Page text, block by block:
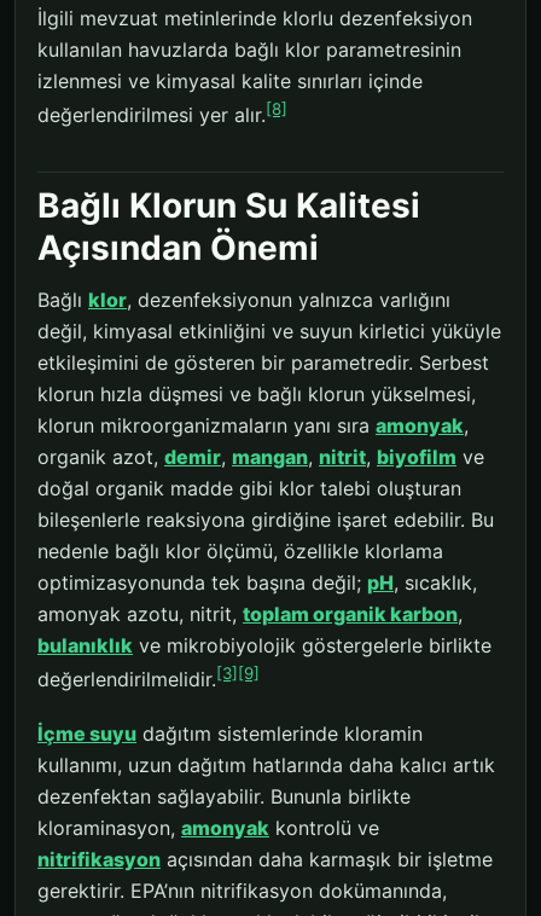
İlgili mevzuat metinlerinde klorlu dezenfeksiyon
kullanılan havuzlarda bağlı klor parametresinin
izlenmesi ve kimyasal kalite sınırları içinde
değerlendirilmesi yer alır.[8]
Bağlı Klorun Su Kalitesi
Açısından Önemi
Bağlı klor, dezenfeksiyonun yalnızca varlığını
değil, kimyasal etkinliğini ve suyun kirletici yüküyle
etkileşimini de gösteren bir parametredir. Serbest
klorun hızla düşmesi ve bağlı klorun yükselmesi,
klorun mikroorganizmaların yanı sıra amonyak,
organik azot, demir, mangan, nitrit, biyofilm ve
doğal organik madde gibi klor talebi oluşturan
bileşenlerle reaksiyona girdiğine işaret edebilir. Bu
nedenle bağlı klor ölçümü, özellikle klorlama
optimizasyonunda tek başına değil; pH, sıcaklık,
amonyak azotu, nitrit, toplam organik karbon,
bulanıklık ve mikrobiyolojik göstergelerle birlikte
değerlendirilmelidir.[3] [9]
İçme suyu dağıtım sistemlerinde kloramin
kullanımı, uzun dağıtım hatlarında daha kalıcı artık
dezenfektan sağlayabilir. Bununla birlikte
kloraminasyon, amonyak kontrolü ve
nitrifikasyon açısından daha karmaşık bir işletme
gerektirir. EPA’nın nitrifikasyon dokümanında,